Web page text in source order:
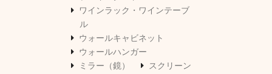
ワインラック・ワインテーブ
ル
ウォールキャビネット
ウォールハンガー
ミラー（鏡）
スクリーン